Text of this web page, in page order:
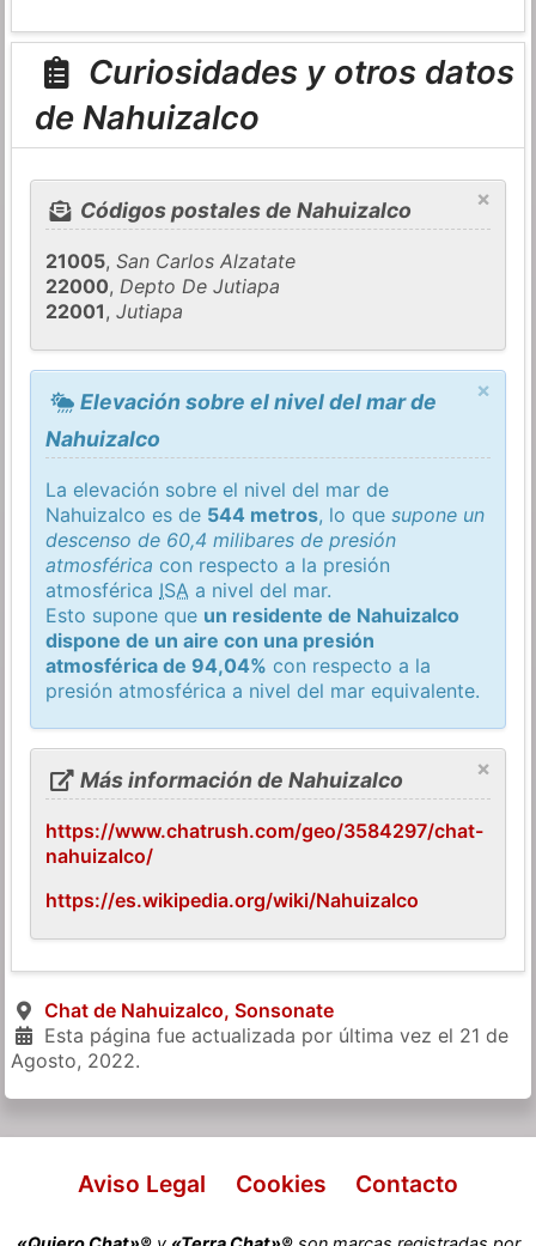
Curiosidades y otros datos
de Nahuizalco
×
Códigos postales de Nahuizalco
21005,San Carlos Alzatate
22000,Depto De Jutiapa
22001,Jutiapa
×
Elevación sobre el nivel del mar de
Nahuizalco
La elevación sobre el nivel del mar de
Nahuizalco es de 544 metros, lo quesupone un
descenso de 60,4 milibares de presión
atmosférica con respecto a la presión
atmosférica ISA a nivel del mar.
Esto supone que un residente de Nahuizalco
dispone de un aire con una presión
atmosférica de 94,04% con respecto a la
presión atmosférica a nivel del mar equivalente.
×
Más información de Nahuizalco
https://www.chatrush.com/geo/3584297/chat-
nahuizalco/
https://es.wikipedia.org/wiki/Nahuizalco
Chat de Nahuizalco, Sonsonate
Esta página fue actualizada por última vez el 21 de
Agosto, 2022.
Aviso Legal Cookies Contacto